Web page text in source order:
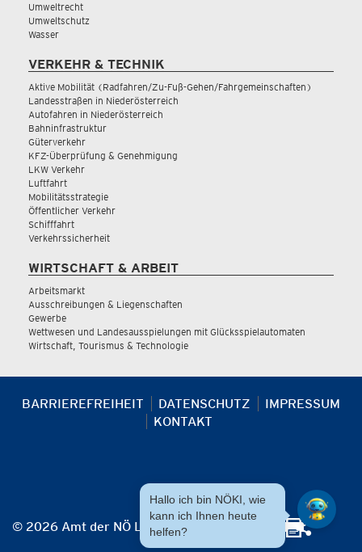
Umweltrecht
Umweltschutz
Wasser
VERKEHR & TECHNIK
Aktive Mobilität (Radfahren/Zu-Fuß-Gehen/Fahrgemeinschaften)
Landesstraßen in Niederösterreich
Autofahren in Niederösterreich
Bahninfrastruktur
Güterverkehr
KFZ-Überprüfung & Genehmigung
LKW Verkehr
Luftfahrt
Mobilitätsstrategie
Öffentlicher Verkehr
Schifffahrt
Verkehrssicherheit
WIRTSCHAFT & ARBEIT
Arbeitsmarkt
Ausschreibungen & Liegenschaften
Gewerbe
Wettwesen und Landesausspielungen mit Glücksspielautomaten
Wirtschaft, Tourismus & Technologie
BARRIEREFREIHEIT DATENSCHUTZ
IMPRESSUM
KONTAKT
© 2026 Amt der NÖ Landesregierung
Hallo ich bin NÖKI, wie
kann ich Ihnen heute
helfen?